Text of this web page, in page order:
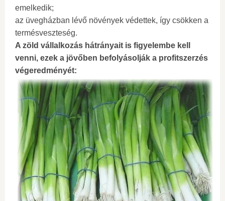
emelkedik;
az üvegházban lévő növények védettek, így csökken a
termésveszteség.
A zöld vállalkozás hátrányait is figyelembe kell
venni, ezek a jövőben befolyásolják a profitszerzés
végeredményét: